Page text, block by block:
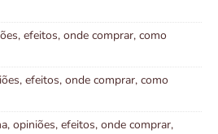
efeitos, onde comprar, como
efeitos, onde comprar, como
opiniões, efeitos, onde comprar,